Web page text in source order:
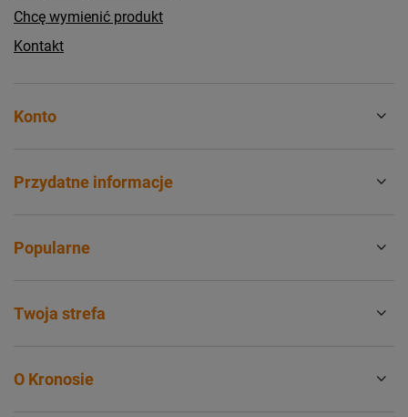
Chcę wymienić produkt
Kontakt
Konto
Przydatne informacje
Popularne
Twoja strefa
O Kronosie